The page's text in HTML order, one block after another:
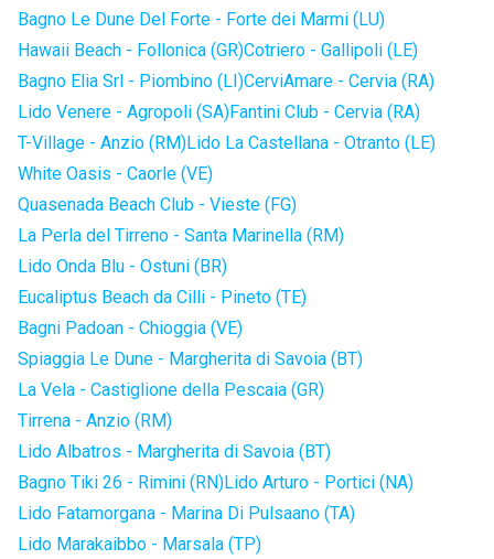
Bagno Le Dune Del Forte - Forte dei Marmi (LU)
Hawaii Beach - Follonica (GR)Cotriero - Gallipoli (LE)
Bagno Elia Srl - Piombino (LI)CerviAmare - Cervia (RA)
Lido Venere - Agropoli (SA)Fantini Club - Cervia (RA)
T-Village - Anzio (RM)Lido La Castellana - Otranto (LE)
White Oasis - Caorle (VE)
Quasenada Beach Club - Vieste (FG)
La Perla del Tirreno - Santa Marinella (RM)
Lido Onda Blu - Ostuni (BR)
Eucaliptus Beach da Cilli - Pineto (TE)
Bagni Padoan - Chioggia (VE)
Spiaggia Le Dune - Margherita di Savoia (BT)
La Vela - Castiglione della Pescaia (GR)
Tirrena - Anzio (RM)
Lido Albatros - Margherita di Savoia (BT)
Bagno Tiki 26 - Rimini (RN)Lido Arturo - Portici (NA)
Lido Fatamorgana - Marina Di Pulsaano (TA)
Lido Marakaibbo - Marsala (TP)